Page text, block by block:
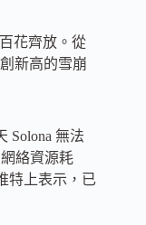
花齊放。從
新高的雪崩
Solona 無法
絡資源耗
特上表示，已